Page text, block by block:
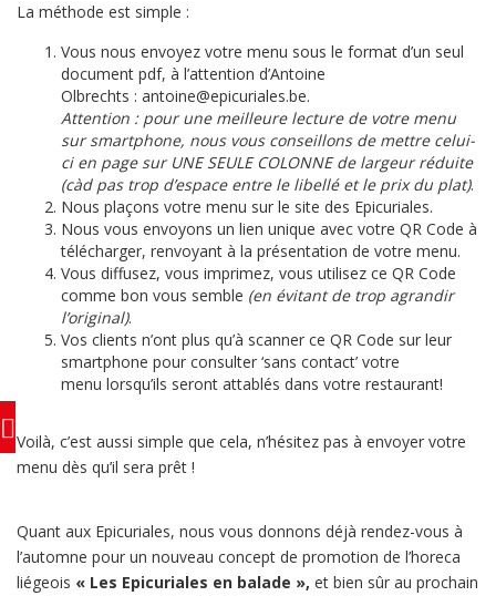
La méthode est simple :
Vous nous envoyez votre menu sous le format d’un seul
document pdf, à l’attention d’Antoine
Olbrechts : antoine@epicuriales.be.
Attention : pour une meilleure lecture de votre menu
sur smartphone, nous vous conseillons de mettre celui-
ci en page sur UNE SEULE COLONNE de largeur réduite
(càd pas trop d’espace entre le libellé et le prix du plat).
Nous plaçons votre menu sur le site des Epicuriales.
Nous vous envoyons un lien unique avec votre QR Code à
télécharger, renvoyant à la présentation de votre menu.
Vous diffusez, vous imprimez, vous utilisez ce QR Code
comme bon vous semble (en évitant de trop agrandir
l’original).
Vos clients n’ont plus qu’à scanner ce QR Code sur leur
smartphone pour consulter ‘sans contact’ votre
menu lorsqu’ils seront attablés dans votre restaurant!
Voilà, c’est aussi simple que cela, n’hésitez pas à envoyer votre
menu dès qu’il sera prêt !
Quant aux Epicuriales, nous vous donnons déjà rendez-vous à
l’automne pour un nouveau concept de promotion de l’horeca
liégeois « Les Epicuriales en balade », et bien sûr au prochain